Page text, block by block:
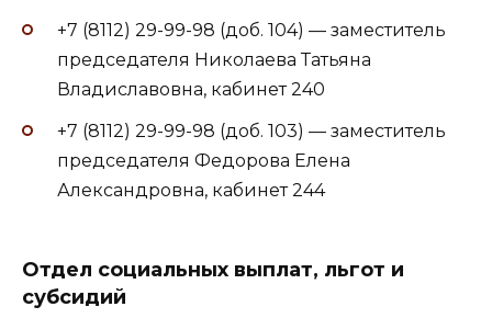
+7 (8112) 29-99-98 (доб. 104) — заместитель
председателя Николаева Татьяна
Владиславовна, кабинет 240
+7 (8112) 29-99-98 (доб. 103) — заместитель
председателя Федорова Елена
Александровна, кабинет 244
Отдел социальных выплат, льгот и
субсидий